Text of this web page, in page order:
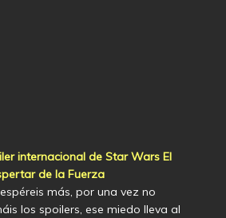
internacional de Star Wars El
de la Fuerza
más, por una vez no
los spoilers, ese miedo lleva al